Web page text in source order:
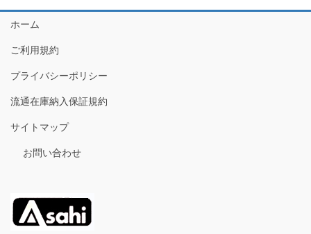
ホーム
ご利用規約
プライバシーポリシー
流通在庫納入保証規約
サイトマップ
お問い合わせ